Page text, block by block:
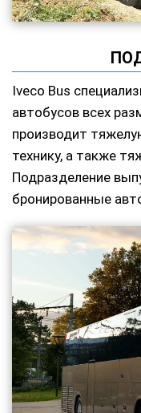
Iveco Bus
автобусов всех
производит
технику, а также
Подразделение
бронированные